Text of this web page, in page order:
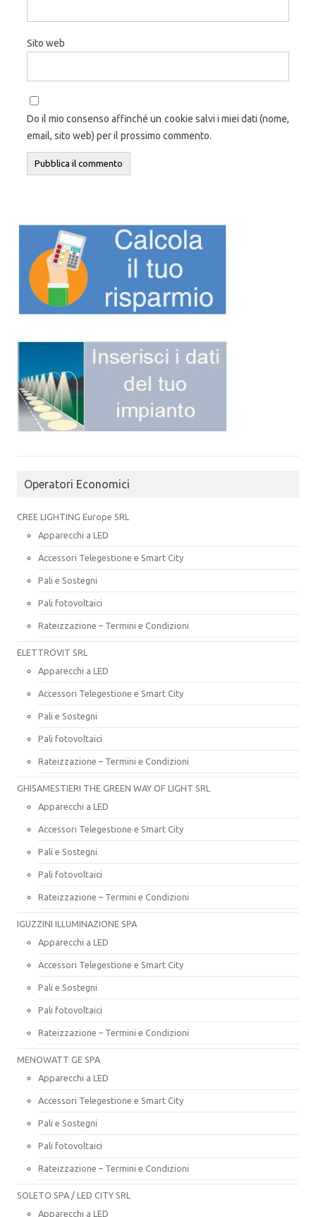
Sito web
Do il mio consenso affinché un cookie salvi i miei dati (nome,
email, sito web) per il prossimo commento.
Operatori Economici
CREE LIGHTING Europe SRL
Apparecchi a LED
Accessori Telegestione e Smart City
Pali e Sostegni
Pali fotovoltaici
Rateizzazione – Termini e Condizioni
ELETTROVIT SRL
Apparecchi a LED
Accessori Telegestione e Smart City
Pali e Sostegni
Pali fotovoltaici
Rateizzazione – Termini e Condizioni
GHISAMESTIERI THE GREEN WAY OF LIGHT SRL
Apparecchi a LED
Accessori Telegestione e Smart City
Pali e Sostegni
Pali fotovoltaici
Rateizzazione – Termini e Condizioni
IGUZZINI ILLUMINAZIONE SPA
Apparecchi a LED
Accessori Telegestione e Smart City
Pali e Sostegni
Pali fotovoltaici
Rateizzazione – Termini e Condizioni
MENOWATT GE SPA
Apparecchi a LED
Accessori Telegestione e Smart City
Pali e Sostegni
Pali fotovoltaici
Rateizzazione – Termini e Condizioni
SOLETO SPA / LED CITY SRL
Apparecchi a LED